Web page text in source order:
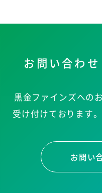
お問い合わ
黒金ファインズへの
受け付けております。
お問い